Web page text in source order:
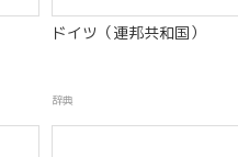
ドイツ（連邦共和国）
辞典